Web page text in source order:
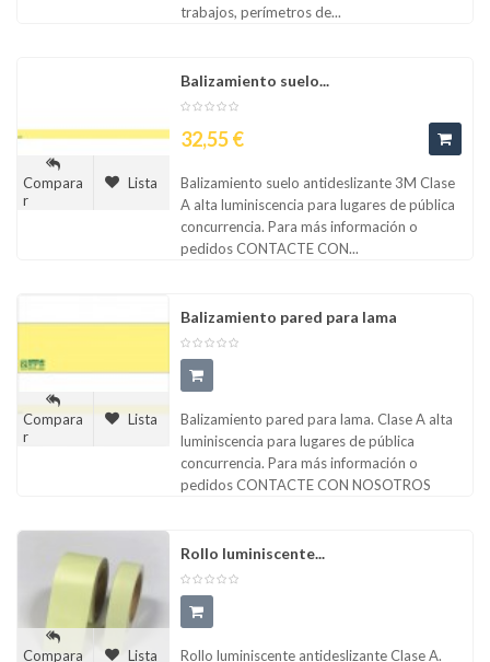
trabajos, perímetros de...
Compara
r
Lista
Balizamiento suelo...
Precio
32,55 €
Balizamiento suelo antideslizante 3M Clase
A alta luminiscencia para lugares de pública
concurrencia. Para más información o
pedidos CONTACTE CON...
Compara
r
Lista
Balizamiento pared para lama
Balizamiento pared para lama. Clase A alta
luminiscencia para lugares de pública
concurrencia. Para más información o
pedidos CONTACTE CON NOSOTROS
Compara
Lista
Rollo luminiscente...
Rollo luminiscente antideslizante Clase A.